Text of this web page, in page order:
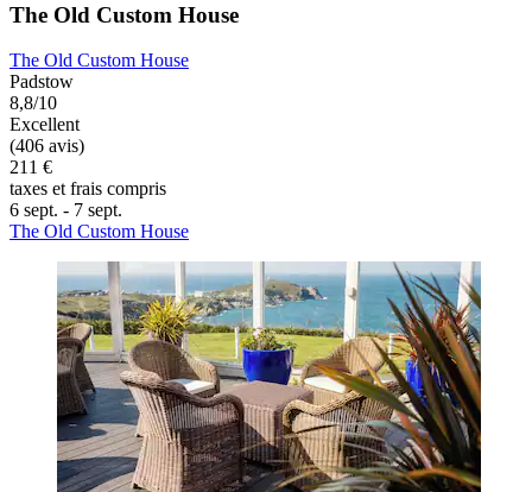
The Old Custom House
The Old Custom House
Padstow
8,8/10
Excellent
(406 avis)
211 €
taxes et frais compris
6 sept. - 7 sept.
The Old Custom House